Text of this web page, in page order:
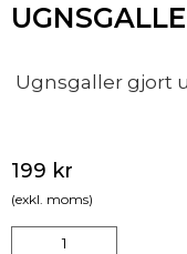
Ugnsgaller gjort
199 kr
(exkl. moms)